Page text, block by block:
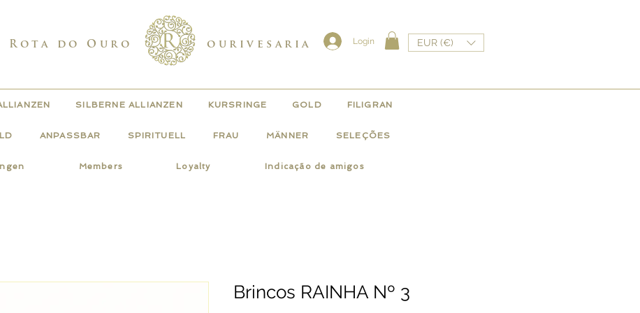
Rota do Ouro ourivesaria Login EUR (€)
SILBERNE ALLIANZEN KURSRINGE GOLD FILIGRAN
ANPASSBAR SPIRITUELL FRAU MÄNNER SELEÇÕES
Members Loyalty Indicação de amigos
Brincos RAINHA Nº 3